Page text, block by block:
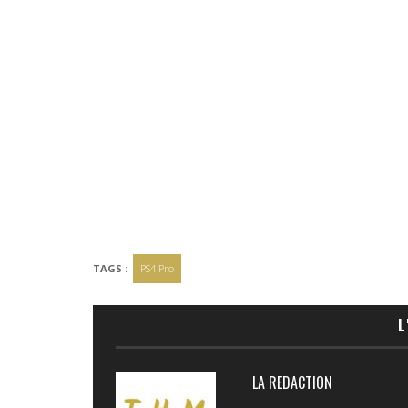
TAGS : PS4 Pro
LA REDACTION